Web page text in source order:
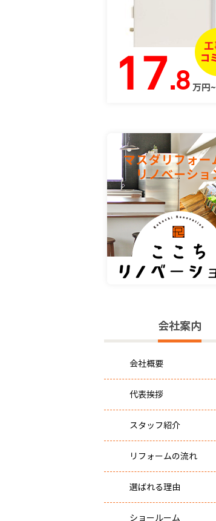
17.8 万円~
会社案内
会社概要
代表挨拶
スタッフ紹介
リフォームの流れ
選ばれる理由
ショールーム